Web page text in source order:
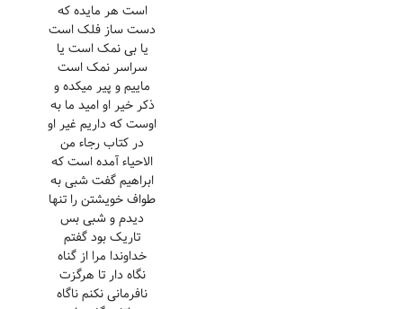
است هر مایده که
دست ساز فلک است
یا بی نمک است یا
سراسر نمک است
ماییم و پیر میکده و
ذکر خیر او امید ما به
اوست که داریم غیر او
در کتاب رجاء من
الاحیاء آمده است که
ابراهیم گفت شبی به
طواف خویشتن را تنها
دیدم و شبی بس
تاریک بود گفتم
خداوندا مرا از گناه
نگاه دار تا هرگزت
نافرمانی نکنم ناگاه